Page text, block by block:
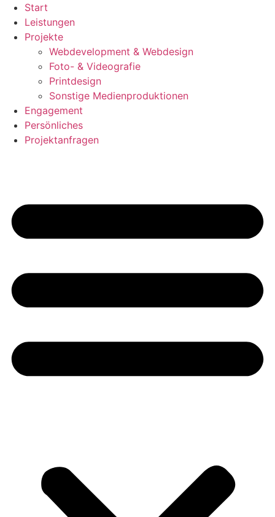
Zum
Inhalt
springen
Start
Leistungen
Projekte
Webdevelopment & Webdesign
Foto- & Videografie
Printdesign
Sonstige Medienproduktionen
Engagement
Persönliches
Projektanfragen